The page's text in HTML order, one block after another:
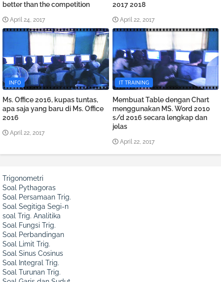
better than the competition
April 24, 2017
2017 2018
April 22, 2017
INFO
Ms. Office 2016, kupas tuntas,
apa saja yang baru di Ms. Office
2016
April 22, 2017
IT TRAINING
Membuat Table dengan Chart
menggunakan MS. Word 2010
s/d 2016 secara lengkap dan
jelas
April 22, 2017
Trigonometri
Soal Pythagoras
Soal Persamaan Trig.
Soal Segitiga Segi-n
soal Trig. Analitika
Soal Fungsi Trig.
Soal Perbandingan
Soal Limit Trig.
Soal Sinus Cosinus
Soal Integral Trig.
Soal Turunan Trig.